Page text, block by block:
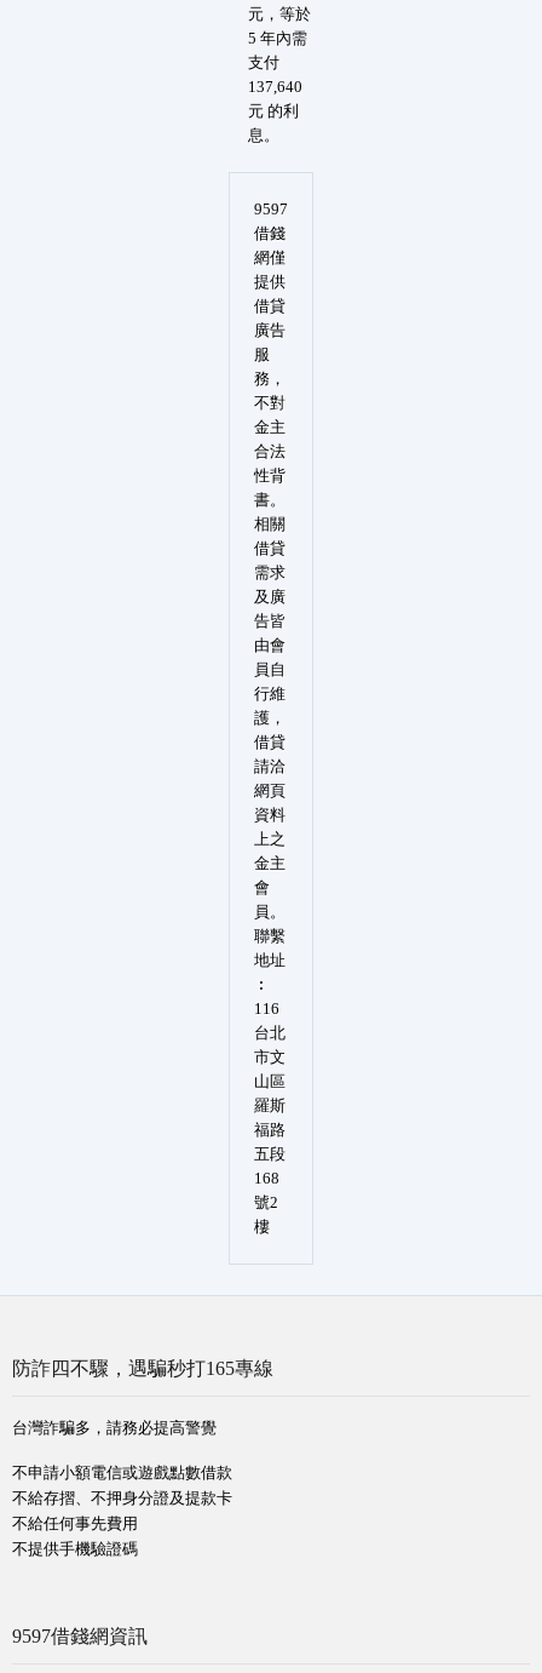
元，等於
5 年內需
支付
137,640
元 的利
息。
9597
借錢
網僅
提供
借貸
廣告
服
務，
不對
金主
合法
性背
書。
相關
借貸
需求
及廣
告皆
由會
員自
行維
護，
借貸
請洽
網頁
資料
上之
金主
會
員。
聯繫
地址
︰
116
台北
市文
山區
羅斯
福路
五段
168
號2
樓
防詐四不驟，遇騙秒打165專線
台灣詐騙多，請務必提高警覺
不申請小額電信或遊戲點數借款
不給存摺、不押身分證及提款卡
不給任何事先費用
不提供手機驗證碼
9597借錢網資訊